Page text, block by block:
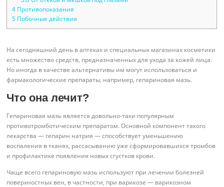
4 Противопоказания
5 Побочные действия
На сегодняшний день в аптеках и специальных магазинах косметики
есть множество средств, предназначенных для ухода за кожей лица.
Но иногда в качестве альтернативы им могут использоваться и
фармакологические препараты, например, гепариновая мазь.
Что она лечит?
Гепариновая мазь является довольно-таки популярным
противотромботическим препаратом. Основной компонент такого
лекарства — гепарин натрия — способствует уменьшению
воспаления в тканях, рассасыванию уже сформировавшихся тромбов
и профилактике появления новых сгустков крови.
Чаще всего гепариновую мазь используют при лечении болезней
поверхностных вен, в частности, при варикозе — варикозном